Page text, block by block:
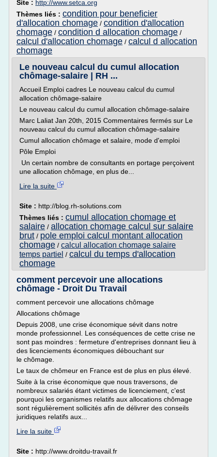
Site : http://www.setca.org
Thèmes liés : condition pour beneficier
d'allocation chomage / condition d'allocation
chomage / condition d allocation chomage /
calcul d'allocation chomage / calcul d allocation
chomage
Le nouveau calcul du cumul allocation
chômage-salaire | RH ...
Accueil Emploi cadres Le nouveau calcul du cumul
allocation chômage-salaire
Le nouveau calcul du cumul allocation chômage-salaire
Marc Laliat Jan 20th, 2015 Commentaires fermés sur Le
nouveau calcul du cumul allocation chômage-salaire
Cumul allocation chômage et salaire, mode d'emploi
Pôle Emploi
Un certain nombre de consultants en portage perçoivent
une allocation chômage, en plus de...
Lire la suite
Site : http://blog.rh-solutions.com
Thèmes liés : cumul allocation chomage et
salaire / allocation chomage calcul sur salaire
brut / pole emploi calcul montant allocation
chomage / calcul allocation chomage salaire
temps partiel / calcul du temps d'allocation
chomage
comment percevoir une allocations
chômage - Droit Du Travail
comment percevoir une allocations chômage
Allocations chômage
Depuis 2008, une crise économique sévit dans notre
monde professionnel. Les conséquences de cette crise ne
sont pas moindres : fermeture d'entreprises donnant lieu à
des licenciements économiques débouchant sur
le chômage.
Le taux de chômeur en France est de plus en plus élevé.
Suite à la crise économique que nous traversons, de
nombreux salariés étant victimes de licenciement, c'est
pourquoi les organismes relatifs aux allocations chômage
sont régulièrement sollicités afin de délivrer des conseils
juridiques relatifs aux...
Lire la suite
Site : http://www.droitdu-travail.fr